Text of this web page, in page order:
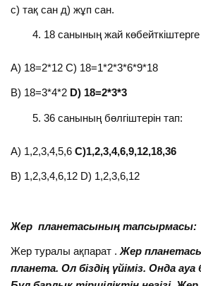
с) тақ сан д) жұп сан.
18 санының жай көбейткіштерге
А) 18=2*12 С) 18=1*2*3*6*9*18
В) 18=3*4*2 D) 18=2*3*3
36 санының бөлгіштерін тап:
А) 1,2,3,4,5,6С)1,2,3,4,6,9,12,18,36
В) 1,2,3,4,6,12 D) 1,2,3,6,12
Жер планетасының тапсырмасы:
Жер туралы ақпарат . Жер
планета. Ол біздің үйіміз. Онда ауа